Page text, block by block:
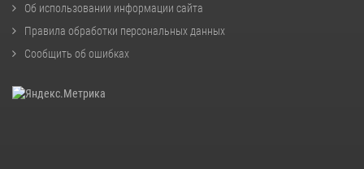
Об использовании информации сайта
Правила обработки персональных данных
Сообщить об ошибках